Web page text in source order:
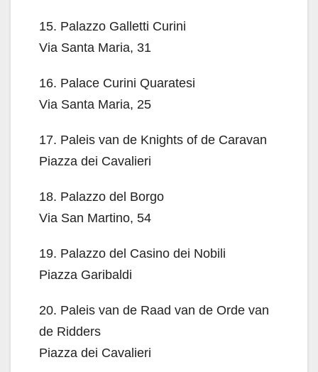
15. Palazzo Galletti Curini
Via Santa Maria, 31
16. Palace Curini Quaratesi
Via Santa Maria, 25
17. Paleis van de Knights of de Caravan
Piazza dei Cavalieri
18. Palazzo del Borgo
Via San Martino, 54
19. Palazzo del Casino dei Nobili
Piazza Garibaldi
20. Paleis van de Raad van de Orde van
de Ridders
Piazza dei Cavalieri